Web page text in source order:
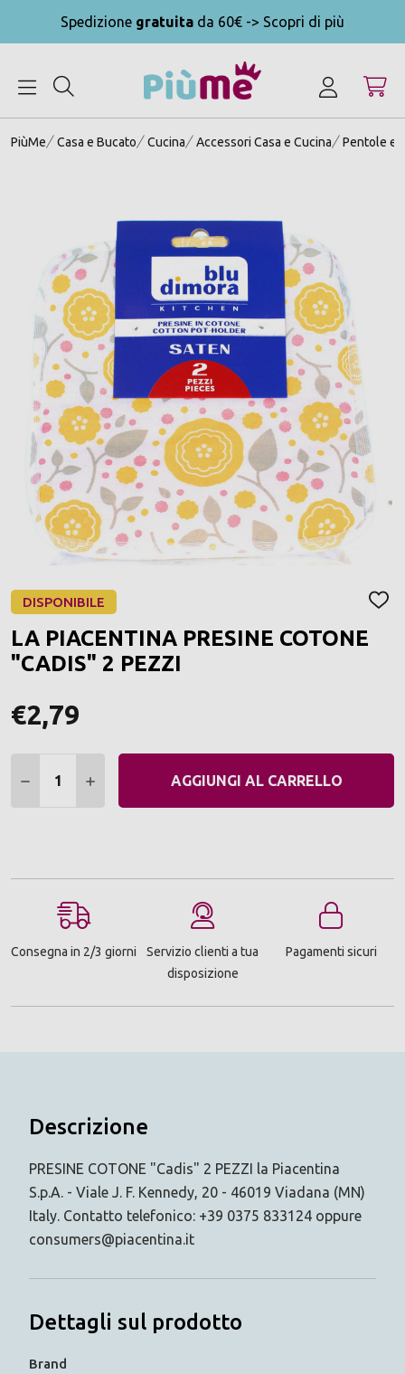
Spedizione gratuita da 60€ -> Scopri di più
PiùMe Casa e Bucato Cucina Accessori Casa e Cucina Pentole e
DISPONIBILE
LA PIACENTINA PRESINE COTONE
"CADIS" 2 PEZZI
€2,79
DIMINUIRE QUANTITÀ:
AUMENTARE QUANTITÀ:
AGGIUNGI AL CARRELLO
Consegna in 2/3 giorni
Servizio clienti a tua
disposizione
Pagamenti sicuri
Descrizione
PRESINE COTONE "Cadis" 2 PEZZI la Piacentina
S.p.A. - Viale J. F. Kennedy, 20 - 46019 Viadana (MN)
Italy. Contatto telefonico: +39 0375 833124 oppure
consumers@piacentina.it
Dettagli sul prodotto
Brand